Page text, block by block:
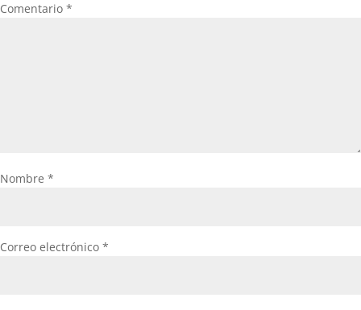
Comentario *
Nombre *
Correo electrónico *